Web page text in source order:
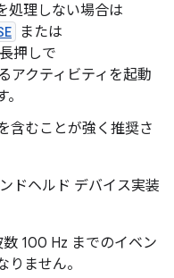
処理しない場合は
または
押しで
アクティビティを起動
含むことが強く推奨さ
ドヘルド デバイス実装
100 Hz までのイベン
りません。